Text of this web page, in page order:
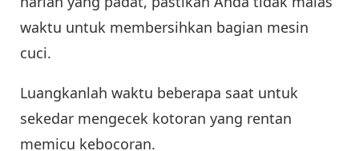
waktu untuk membersihkan bagian mesin
cuci.
Luangkanlah waktu beberapa saat untuk
sekedar mengecek kotoran yang rentan
memicu kebocoran.